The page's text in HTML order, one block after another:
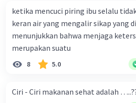
ketika mencuci piring ibu selalu
keran air yang mengalir sikap yang
menunjukkan bahwa menjaga
merupakan suatu
8 5.0
Ciri - Ciri makanan sehat adalah